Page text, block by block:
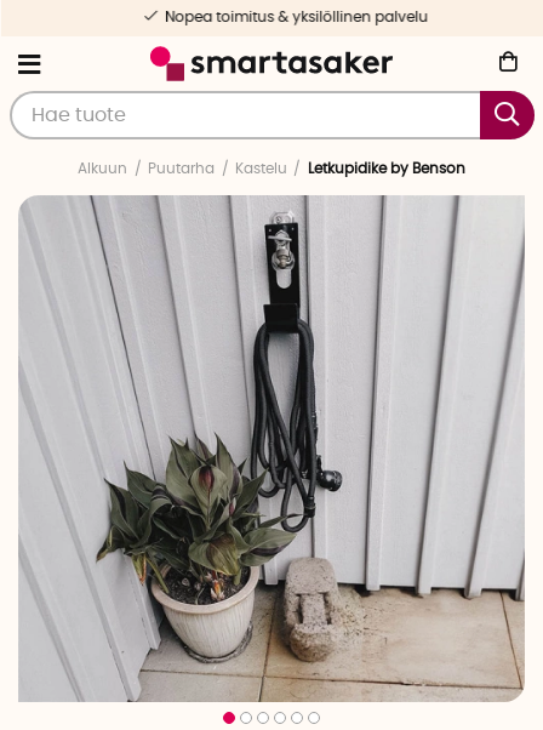
Nopea toimitus & yksilöllinen palvelu
Alkuun Puutarha Kastelu Letkupidike by Benson